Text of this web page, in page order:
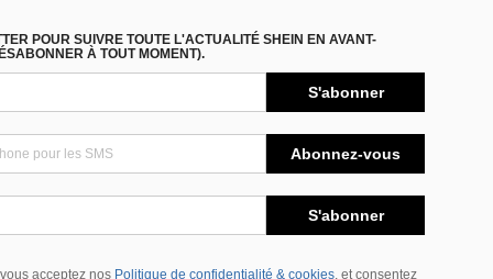
POUR SUIVRE TOUTE L'ACTUALITÉ SHEIN EN AVANT-
À TOUT MOMENT).
S'abonner
Abonnez-vous
S'abonner
acceptez nos Politique de confidentialité & cookies, et consentez